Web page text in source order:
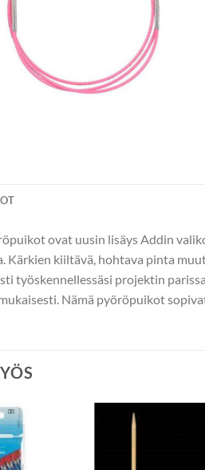
ovat uusin lisäys Addin
Kärkien kiiltävä, hohtava pinta
työskennellessäsi projektin
Nämä pyöröpuikot